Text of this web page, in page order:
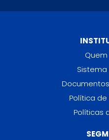
Sistema
Política de
Políticas